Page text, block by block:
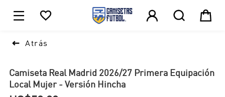
    
 Atrás
Camiseta Real Madrid 2026/27 Primera Equipación
Local Mujer - Versión Hincha